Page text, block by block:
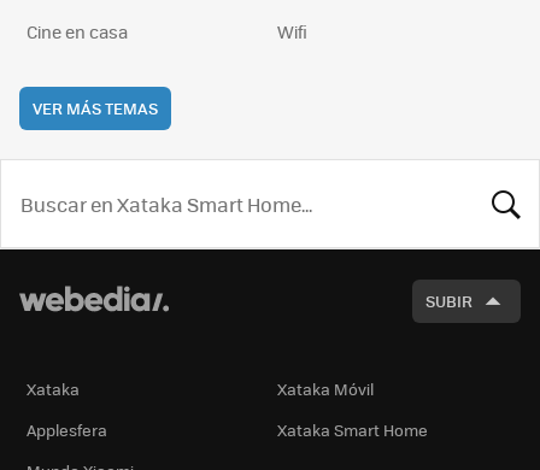
Cine en casa
Wifi
VER MÁS TEMAS
SUBIR
Xataka
Xataka Móvil
Applesfera
Xataka Smart Home